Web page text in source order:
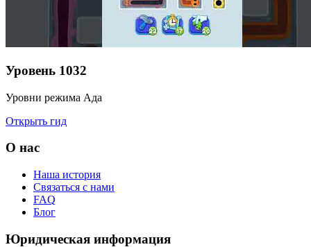
Уровень 1032
Уровни режима Ада
Открыть гид
О нас
Наша история
Связаться с нами
FAQ
Блог
Юридическая информация